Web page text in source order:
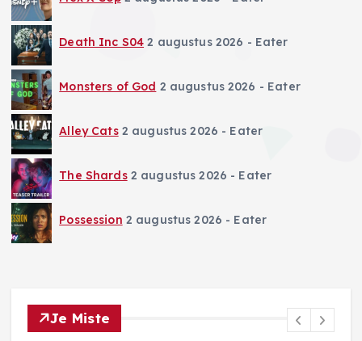
Death Inc S04 2 augustus 2026 - Eater
Monsters of God 2 augustus 2026 - Eater
Alley Cats 2 augustus 2026 - Eater
The Shards 2 augustus 2026 - Eater
Possession 2 augustus 2026 - Eater
Je Miste